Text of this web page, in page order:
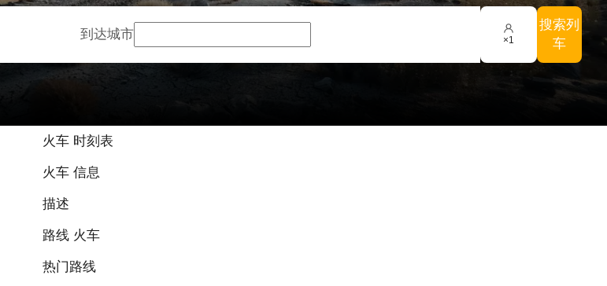
到达城市 ×1
搜索列
车
火车 时刻表
火车 信息
描述
路线 火车
热门路线
9.3 / 10 基于 1 条评论